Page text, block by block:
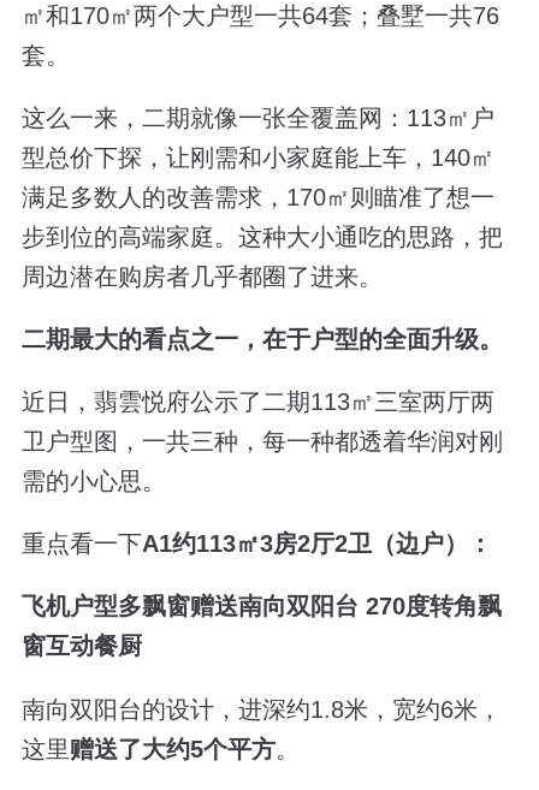
㎡和170㎡两个大户型一共64套；叠墅一共76
套。
这么一来，二期就像一张全覆盖网： 113㎡户
型总价下探，让刚需和小家庭能上车， 140㎡
满足多数人的改善需求， 170㎡则瞄准了想一
步到位的高端家庭。这种大小通吃的思路，把
周边潜在购房者几乎都圈了进来。
二期最大的看点之一，在于户型的全面升级。
近日，翡雲悦府公示了二期113㎡三室两厅两
卫户型图，一共三种，每一种都透着华润对刚
需的小心思。
重点看一下A1约113㎡3房2厅2卫（边户）：
飞机户型多飘窗赠送南向双阳台 270度转角飘
窗互动餐厨
南向双阳台的设计，进深约1.8米，宽约6米，
这里赠送了大约5个平方。